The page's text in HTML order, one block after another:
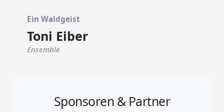
Ein Waldgeist
Toni Eiber
Ensemble
Sponsoren & Partner